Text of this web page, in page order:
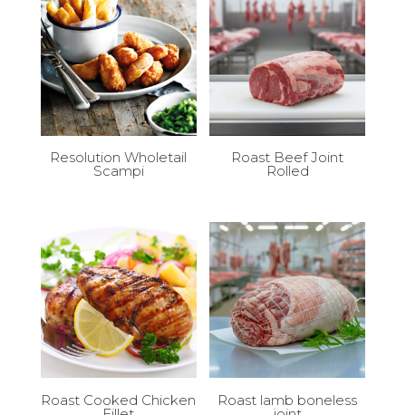
Resolution Wholetail
Scampi
Roast Beef Joint
Rolled
Roast Cooked Chicken Roast lamb boneless